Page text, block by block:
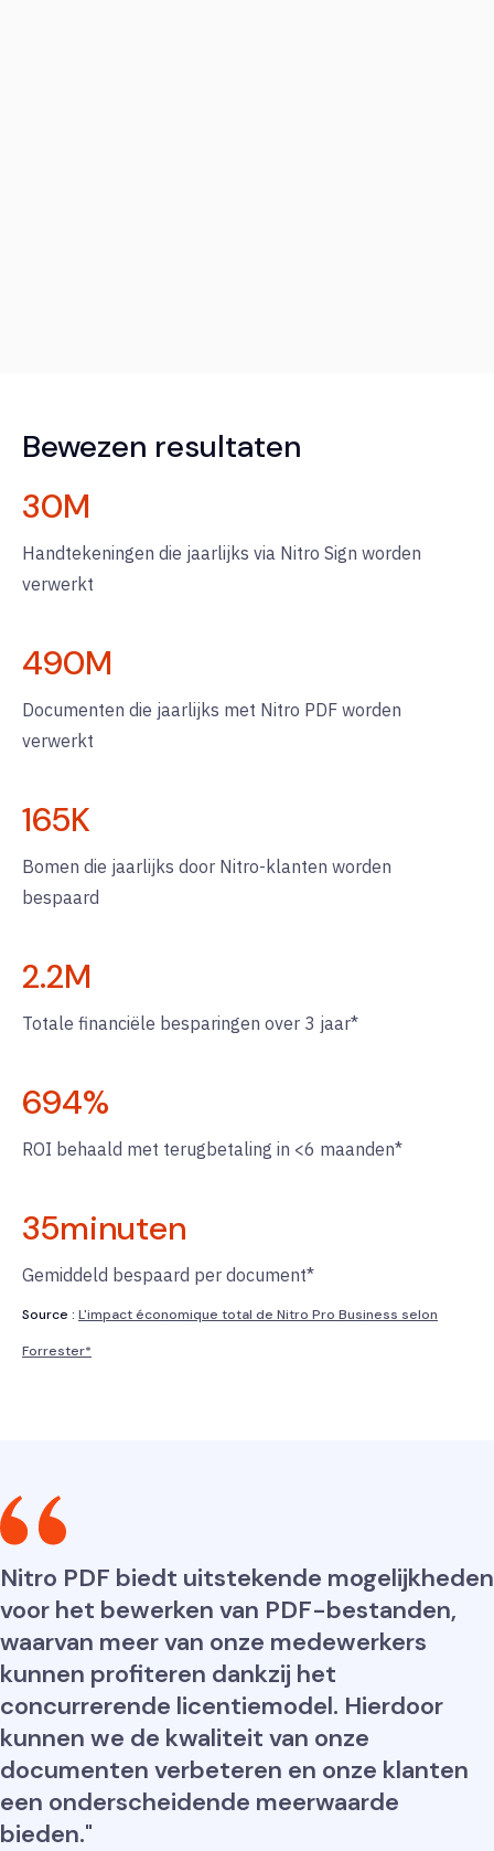
Bewezen resultaten
30M
Handtekeningen die jaarlijks via Nitro Sign worden
verwerkt
490M
Documenten die jaarlijks met Nitro PDF worden
verwerkt
165K
Bomen die jaarlijks door Nitro-klanten worden
bespaard
2.2M
Totale financiële besparingen over 3 jaar*
694%
ROI behaald met terugbetaling in <6 maanden*
35minuten
Gemiddeld bespaard per document*
Source : L'impact économique total de Nitro Pro Business selon
Forrester*
Nitro PDF biedt uitstekende mogelijkheden
voor het bewerken van PDF-bestanden,
waarvan meer van onze medewerkers
kunnen profiteren dankzij het
concurrerende licentiemodel. Hierdoor
kunnen we de kwaliteit van onze
documenten verbeteren en onze klanten
een onderscheidende meerwaarde
bieden."